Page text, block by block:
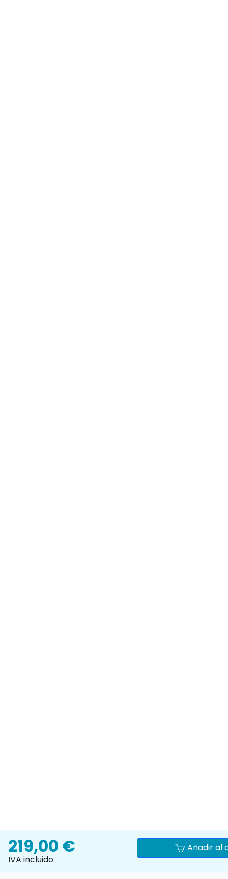
219,00 €
IVA incluido
Añadir al